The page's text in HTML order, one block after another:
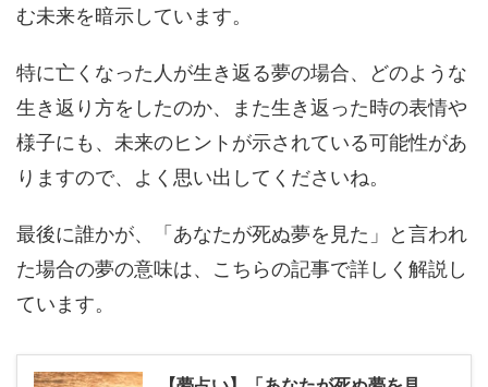
む未来を暗示しています。
特に亡くなった人が生き返る夢の場合、どのような
生き返り方をしたのか、また生き返った時の表情や
様子にも、未来のヒントが示されている可能性があ
りますので、よく思い出してくださいね。
最後に誰かが、「あなたが死ぬ夢を見た」と言われ
た場合の夢の意味は、こちらの記事で詳しく解説し
ています。